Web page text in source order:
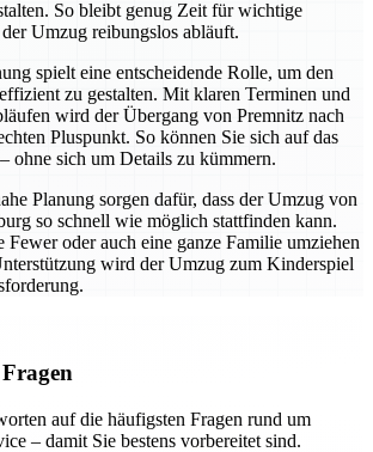
So bleibt genug Zeit für wichtige
Umzug reibungslos abläuft.
spielt eine entscheidende Rolle, um den
zu gestalten. Mit klaren Terminen und
wird der Übergang von Premnitz nach
Pluspunkt. So können Sie sich auf das
ohne sich um Details zu kümmern.
Planung sorgen dafür, dass der Umzug von
so schnell wie möglich stattfinden kann.
Fewer oder auch eine ganze Familie umziehen
wird der Umzug zum Kinderspiel
auf die häufigsten Fragen rund um
– damit Sie bestens vorbereitet sind.